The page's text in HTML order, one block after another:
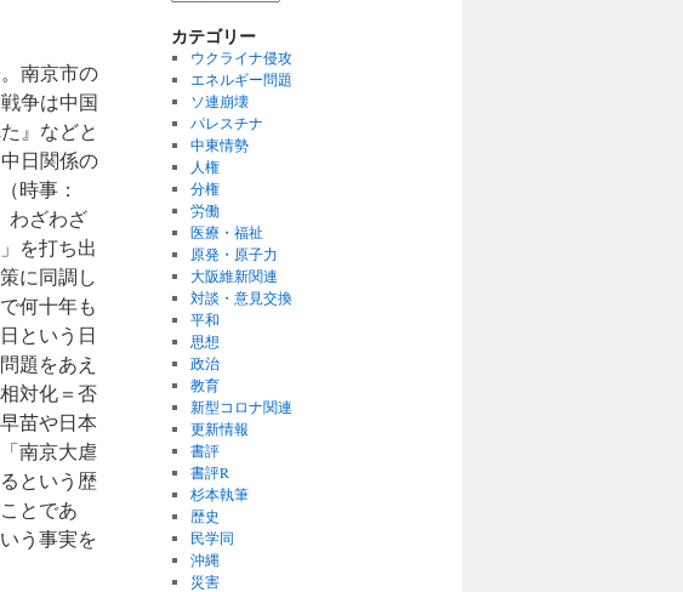
南京市の
争は中国
』などと
日関係の
時事：
わざわざ
を打ち出
に同調し
何十年も
という日
題をあえ
対化＝否
苗や日本
南京大虐
という歴
とであ
う事実を
カ
イ
ブ
カテゴリー
ウクライナ侵攻
エネルギー問題
ソ連崩壊
パレスチナ
中東情勢
人権
分権
労働
医療・福祉
原発・原子力
大阪維新関連
対談・意見交換
平和
思想
政治
教育
新型コロナ関連
更新情報
書評
書評R
杉本執筆
歴史
民学同
沖縄
災害